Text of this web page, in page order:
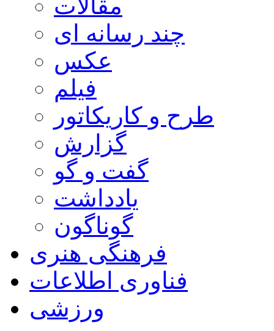
مقالات
چند رسانه ای
عکس
فیلم
طرح و کاریکاتور
گزارش
گفت و گو
یادداشت
گوناگون
فرهنگی هنری
فناوری اطلاعات
ورزشی